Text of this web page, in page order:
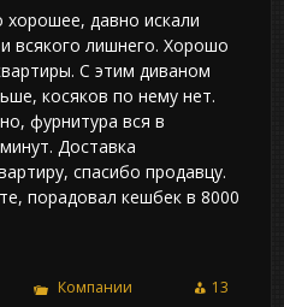
давно искали
всякого лишнего. Хорошо
С этим диваном
косяков по нему нет.
фурнитура вся в
Доставка
спасибо продавцу.
порадовал кешбек в 8000
Компании 13